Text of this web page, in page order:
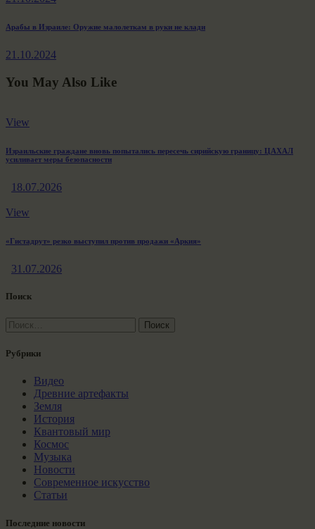
Next
Арабы в Израиле: Оружие малолеткам в руки не клади
21.10.2024
You May Also Like
View
Израильские граждане вновь попытались пересечь сирийскую границу: ЦАХАЛ
усиливает меры безопасности
18.07.2026
View
«Гистадрут» резко выступил против продажи «Аркия»
31.07.2026
Поиск
Найти:
Рубрики
Видео
Древние артефакты
Земля
История
Квантовый мир
Космос
Музыка
Новости
Современное искусство
Статьи
Последние новости